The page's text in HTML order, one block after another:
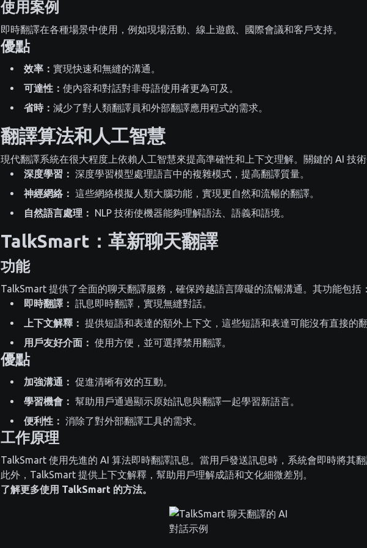
使用案例
即時翻譯在各種場景中使用，例如現場活動、線上遊戲、國際會議和客戶支持。
優點
效率： 實現快速和無縫的溝通。
可達性： 使內容和對話對非母語使用者更為可及。
省時： 減少了對人類翻譯員和外部翻譯應用程式的需求。
翻譯算法和人工智慧
現代翻譯系統在很大程度上依賴人工智慧來提高準確性和上下文理解。關鍵的 AI 技
深度學習： 深度學習模型處理語言中的複雜模式，提高翻譯質量。
神經網絡： 這些網絡模擬人類大腦功能，實現更自然和流暢的翻譯。
自然語言處理：
NLP 技術使機器能夠理解語法、語義和語境。
TalkSmart：革新聊天翻譯
功能
TalkSmart 提供了全面的聊天翻譯服務，確保跨越語言障礙的流暢溝通。其功能包括
即時翻譯： 訊息即時翻譯，實現無縫對話。
上下文解釋： 提供短語和表達的額外上下文，這些短語和表達可能沒有直接的
用戶友好介面： 使用方便，並可選擇禁用翻譯。
優點
加強溝通： 促進清晰有效的互動。
學習機會： 幫助用戶通過顯示原始訊息與翻譯一起學習新語言。
便利性： 消除了對外部翻譯工具的需求。
工作原理
TalkSmart 使用先進的 AI 算法即時翻譯訊息。當用戶發送訊息時，系統會即時將其
此外，TalkSmart 提供上下文解釋，幫助用戶理解成語和文化細微差別。
了解更多使用 TalkSmart 的方法。